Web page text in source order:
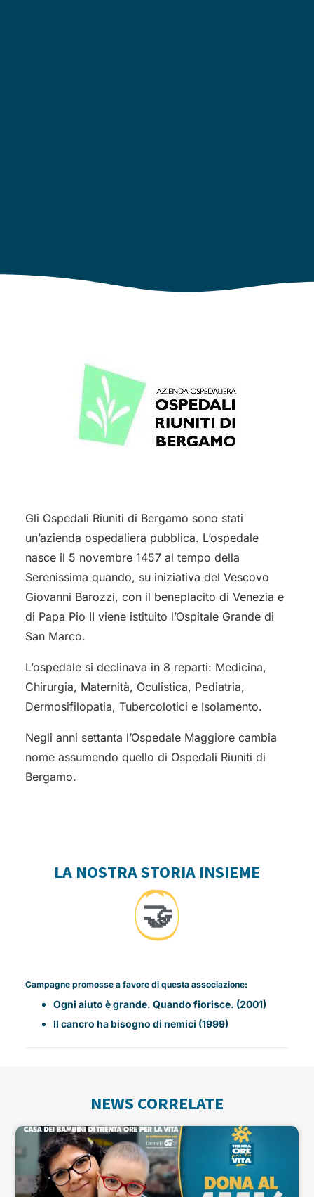
Gli Ospedali Riuniti di Bergamo sono stati
un’azienda ospedaliera pubblica. L’ospedale
nasce il 5 novembre 1457 al tempo della
Serenissima quando, su iniziativa del Vescovo
Giovanni Barozzi, con il beneplacito di Venezia e
di Papa Pio II viene istituito l’Ospitale Grande di
San Marco.
L’ospedale si declinava in 8 reparti: Medicina,
Chirurgia, Maternità, Oculistica, Pediatria,
Dermosifilopatia, Tubercolotici e Isolamento.
Negli anni settanta l’Ospedale Maggiore cambia
nome assumendo quello di Ospedali Riuniti di
Bergamo.
LA NOSTRA STORIA INSIEME
🤝
Campagne promosse a favore di questa associazione:
Ogni aiuto è grande. Quando fiorisce. (2001)
Il cancro ha bisogno di nemici (1999)
NEWS CORRELATE